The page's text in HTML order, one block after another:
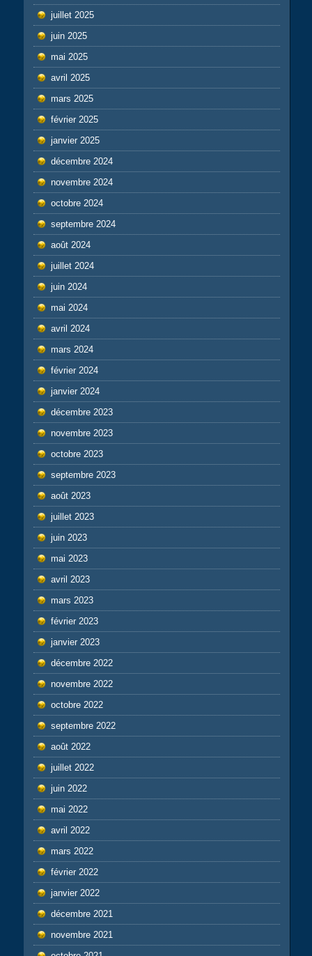
juillet 2025
juin 2025
mai 2025
avril 2025
mars 2025
février 2025
janvier 2025
décembre 2024
novembre 2024
octobre 2024
septembre 2024
août 2024
juillet 2024
juin 2024
mai 2024
avril 2024
mars 2024
février 2024
janvier 2024
décembre 2023
novembre 2023
octobre 2023
septembre 2023
août 2023
juillet 2023
juin 2023
mai 2023
avril 2023
mars 2023
février 2023
janvier 2023
décembre 2022
novembre 2022
octobre 2022
septembre 2022
août 2022
juillet 2022
juin 2022
mai 2022
avril 2022
mars 2022
février 2022
janvier 2022
décembre 2021
novembre 2021